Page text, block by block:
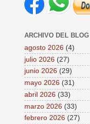
ARCHIVO DEL BLOG
agosto 2026 (4)
julio 2026 (27)
junio 2026 (29)
mayo 2026 (31)
abril 2026 (33)
marzo 2026 (33)
febrero 2026 (27)